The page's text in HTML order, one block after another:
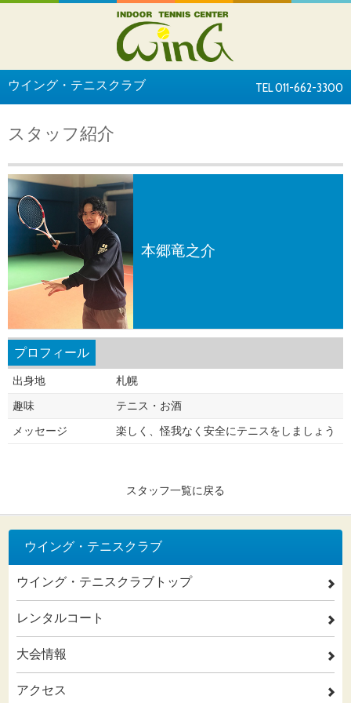
ウイング・テニスクラブ TEL 011-662-3300
スタッフ紹介
本郷竜之介
プロフィール
出身地
札幌
趣味
テニス・お酒
メッセージ
楽しく、怪我なく安全にテニスをしましょう
スタッフ一覧に戻る
ウイング・テニスクラブ
ウイング・テニスクラブトップ 2
レンタルコート 2
大会情報 2
アクセス 2